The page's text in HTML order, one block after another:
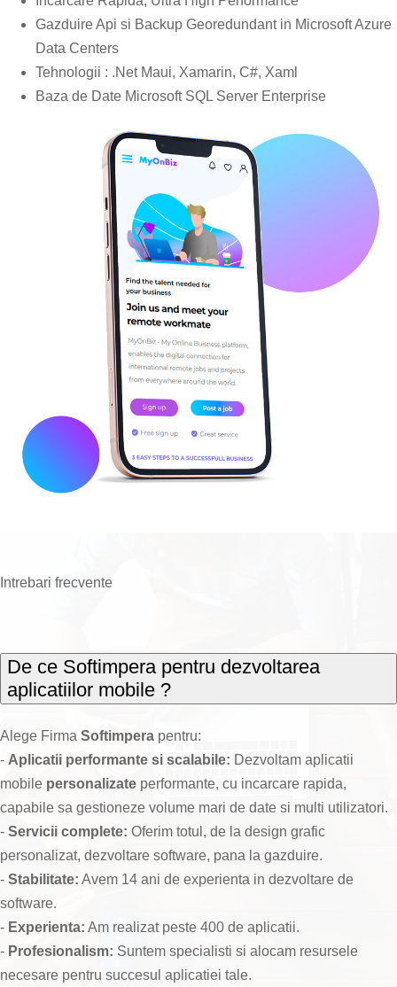
Gazduire Api si Backup Georedundant in Microsoft Azure
Data Centers
Tehnologii : .Net Maui, Xamarin, C#, Xaml
Baza de Date Microsoft SQL Server Enterprise
Intrebari frecvente
De ce Softimpera pentru dezvoltarea
aplicatiilor mobile ?
Alege Firma Softimpera pentru:
- Aplicatii performante si scalabile: Dezvoltam aplicatii
mobile personalizate performante, cu incarcare rapida,
capabile sa gestioneze volume mari de date si multi utilizatori.
- Servicii complete: Oferim totul, de la design grafic
personalizat, dezvoltare software, pana la gazduire.
- Stabilitate: Avem 14 ani de experienta in dezvoltare de
software.
- Experienta: Am realizat peste 400 de aplicatii.
- Profesionalism: Suntem specialisti si alocam resursele
necesare pentru succesul aplicatiei tale.